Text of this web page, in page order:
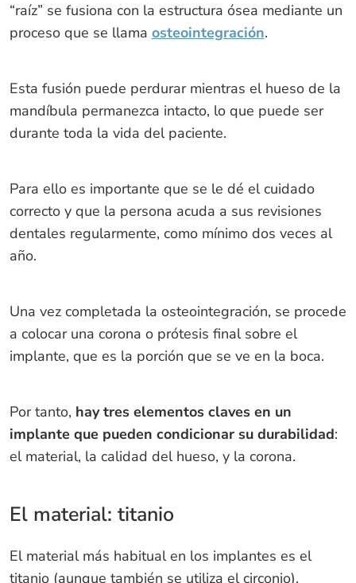
“raíz” se fusiona con la estructura ósea mediante un
proceso que se llama osteointegración.
Esta fusión puede perdurar mientras el hueso de la
mandíbula permanezca intacto, lo que puede ser
durante toda la vida del paciente.
Para ello es importante que se le dé el cuidado
correcto y que la persona acuda a sus revisiones
dentales regularmente, como mínimo dos veces al
año.
Una vez completada la osteointegración, se procede
a colocar una corona o prótesis final sobre el
implante, que es la porción que se ve en la boca.
Por tanto, hay tres elementos claves en un
implante que pueden condicionar su durabilidad:
el material, la calidad del hueso, y la corona.
El material: titanio
El material más habitual en los implantes es el
titanio (aunque también se utiliza el circonio).